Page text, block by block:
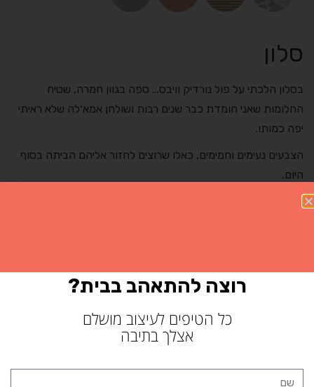
סלון
בסלון הלכתי על פול נורדיק וויבס… ספה בגוון חמרה, שטיח
החלומות שאני חומדת כבר שנים רבות ושולחן אמא׳לה שלא ראיתי
יפה כמותו.
הצבעים נעימים וחמימים, כאלו שרוצים לחזור אליהם הביתה בסוף
היום.
רוצה להתאהב בבית?
כל הטיפים לעיצוב מושלם
אצלך בתיבה